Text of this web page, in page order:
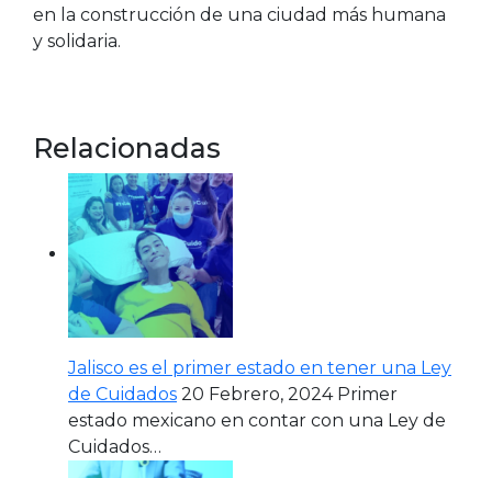
en la construcción de una ciudad más humana
y solidaria.
Relacionadas
Jalisco es el primer estado en tener una Ley
de Cuidados 20 Febrero, 2024 Primer
estado mexicano en contar con una Ley de
Cuidados…